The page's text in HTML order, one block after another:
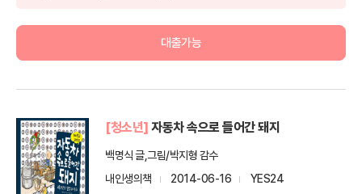
대출가능
[청소년] 자동차 속으로 들어간 돼지
백명식 글,그림/박지형 감수
내인생의책
2014-06-16
YES24